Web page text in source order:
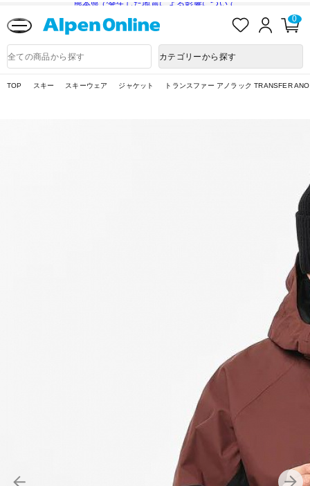
熊本県で発生した地震による影響について
入
ロ
ン
0
品
検
カテゴリーから探す
TOP スキー スキーウェア ジャケット トランスファー アノラック TRANSFER